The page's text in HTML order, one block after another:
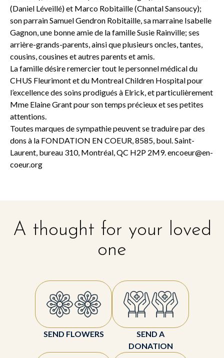
(Daniel Léveillé) et Marco Robitaille (Chantal Sansoucy);
son parrain Samuel Gendron Robitaille, sa marraine Isabelle
Gagnon, une bonne amie de la famille Susie Rainville; ses
arrière-grands-parents, ainsi que plusieurs oncles, tantes,
cousins, cousines et autres parents et amis.
La famille désire remercier tout le personnel médical du
CHUS Fleurimont et du Montreal Children Hospital pour
l’excellence des soins prodigués à Elrick, et particulièrement
Mme Elaine Grant pour son temps précieux et ses petites
attentions.
Toutes marques de sympathie peuvent se traduire par des
dons à la FONDATION EN COEUR, 8585, boul. Saint-
Laurent, bureau 310, Montréal, QC H2P 2M9.encoeur@en-
coeur.org
A thought for your loved
one
SEND FLOWERS
SEND A
DONATION